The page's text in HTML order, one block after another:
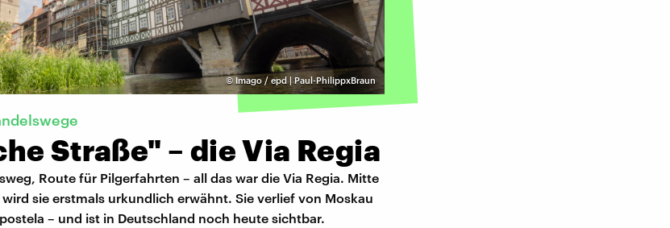
© Imago / epd | Paul-PhilippxBraun
Straße" – die Via Regia
Route für Pilgerfahrten – all das war die Via Regia. Mitte
sie erstmals urkundlich erwähnt. Sie verlief von Moskau
– und ist in Deutschland noch heute sichtbar.